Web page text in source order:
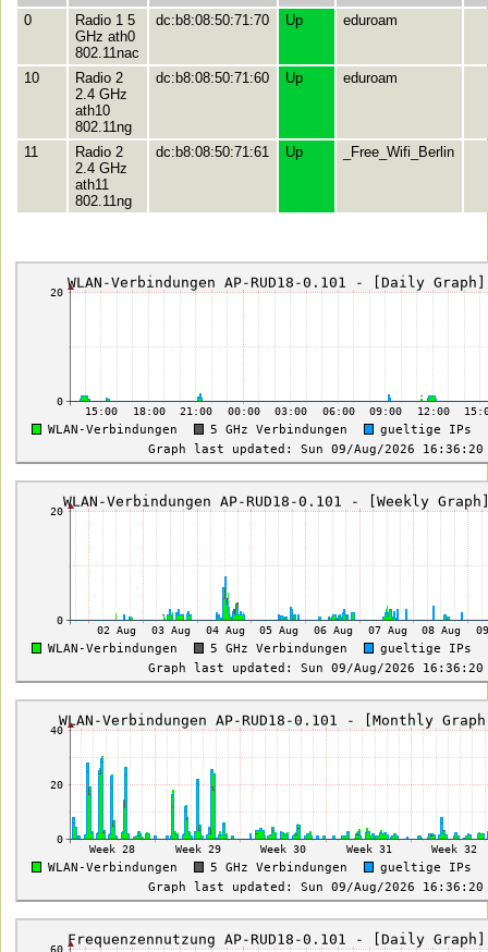
0
Radio 1 5
GHz ath0
802.11nac
dc:b8:08:50:71:70 Up eduroam
10
Radio 2
2.4 GHz
ath10
802.11ng
dc:b8:08:50:71:60 Up eduroam
11
Radio 2
2.4 GHz
ath11
802.11ng
dc:b8:08:50:71:61 Up _Free_Wifi_Berlin